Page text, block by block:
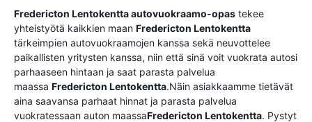
Fredericton Lentokenttaautovuokraamo-opas tekee
yhteistyötä kaikkien maan Fredericton Lentokentta
tärkeimpien autovuokraamojen kanssa sekä neuvottelee
paikallisten yritysten kanssa, niin että sinä voit vuokrata autosi
parhaaseen hintaan ja saat parasta palvelua
maassa Fredericton Lentokentta.Näin asiakkaamme tietävät
aina saavansa parhaat hinnat ja parasta palvelua
vuokratessaan auton maassaFredericton Lentokentta. Pystyt